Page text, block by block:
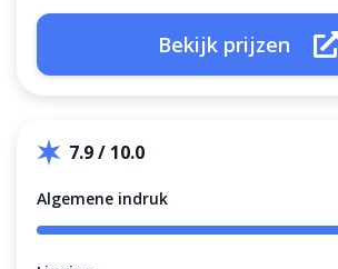
Bekijk prijzen
7.9 / 10.0
Algemene indruk